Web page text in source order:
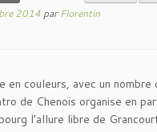
2014 parFlorentin
en couleurs, avec un nombre
de Chenois organise en
l’allure libre de